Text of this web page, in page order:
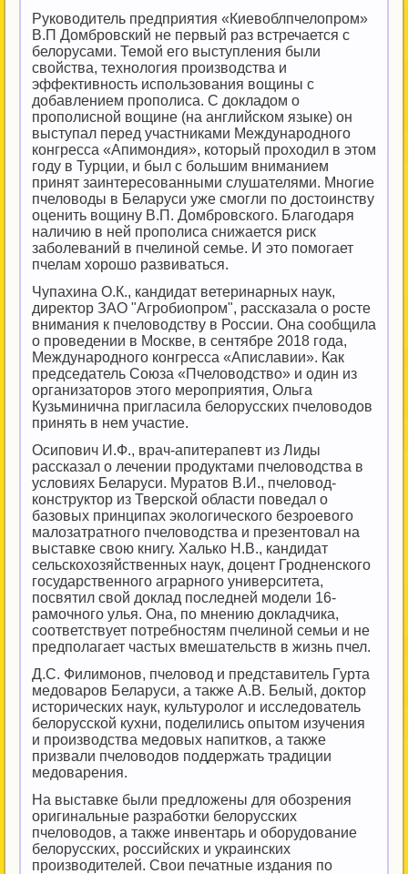
Руководитель предприятия «Киевоблпчелопром»
В.П Домбровский не первый раз встречается с
белорусами. Темой его выступления были
свойства, технология производства и
эффективность использования вощины с
добавлением прополиса. С докладом о
прополисной вощине (на английском языке) он
выступал перед участниками Международного
конгресса «Апимондия», который проходил в этом
году в Турции, и был с большим вниманием
принят заинтересованными слушателями. Многие
пчеловоды в Беларуси уже смогли по достоинству
оценить вощину В.П. Домбровского. Благодаря
наличию в ней прополиса снижается риск
заболеваний в пчелиной семье. И это помогает
пчелам хорошо развиваться.
Чупахина О.К., кандидат ветеринарных наук,
директор ЗАО "Агробиопром", рассказала о росте
внимания к пчеловодству в России. Она сообщила
о проведении в Москве, в сентябре 2018 года,
Международного конгресса «Апиславии». Как
председатель Союза «Пчеловодство» и один из
организаторов этого мероприятия, Ольга
Кузьминична пригласила белорусских пчеловодов
принять в нем участие.
Осипович И.Ф., врач-апитерапевт из Лиды
рассказал о лечении продуктами пчеловодства в
условиях Беларуси. Муратов В.И., пчеловод-
конструктор из Тверской области поведал о
базовых принципах экологического безроевого
малозатратного пчеловодства и презентовал на
выставке свою книгу. Халько Н.В., кандидат
сельскохозяйственных наук, доцент Гродненского
государственного аграрного университета,
посвятил свой доклад последней модели 16-
рамочного улья. Она, по мнению докладчика,
соответствует потребностям пчелиной семьи и не
предполагает частых вмешательств в жизнь пчел.
Д.С. Филимонов, пчеловод и представитель Гурта
медоваров Беларуси, а также А.В. Белый, доктор
исторических наук, культуролог и исследователь
белорусской кухни, поделились опытом изучения
и производства медовых напитков, а также
призвали пчеловодов поддержать традиции
медоварения.
На выставке были предложены для обозрения
оригинальные разработки белорусских
пчеловодов, а также инвентарь и оборудование
белорусских, российских и украинских
производителей. Свои печатные издания по